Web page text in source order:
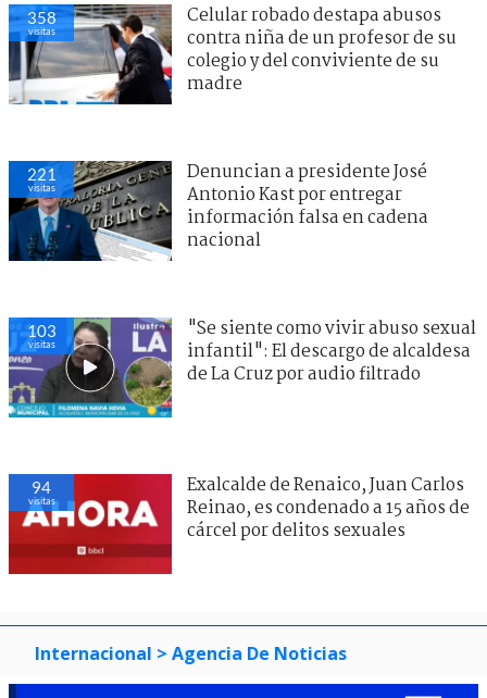
358
visitas
Celular robado destapa abusos
contra niña de un profesor de su
colegio y del conviviente de su
madre
221
visitas
Denuncian a presidente José
Antonio Kast por entregar
información falsa en cadena
nacional
103
visitas
"Se siente como vivir abuso sexual
infantil": El descargo de alcaldesa
de La Cruz por audio filtrado
94
visitas
Exalcalde de Renaico, Juan Carlos
Reinao, es condenado a 15 años de
cárcel por delitos sexuales
Internacional > Agencia De Noticias